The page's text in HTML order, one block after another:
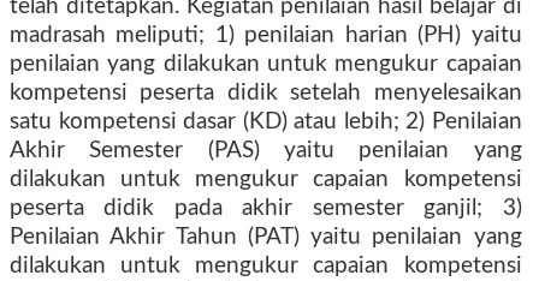
telah ditetapkan. Kegiatan penilaian hasil belajar di
madrasah meliputi; 1) penilaian harian (PH) yaitu
penilaian yang dilakukan untuk mengukur capaian
kompetensi peserta didik setelah menyelesaikan
satu kompetensi dasar (KD) atau lebih; 2) Penilaian
Akhir Semester (PAS) yaitu penilaian yang
dilakukan untuk mengukur capaian kompetensi
peserta didik pada akhir semester ganjil; 3)
Penilaian Akhir Tahun (PAT) yaitu penilaian yang
dilakukan untuk mengukur capaian kompetensi